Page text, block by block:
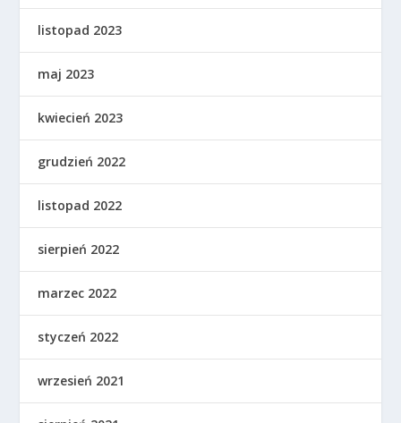
listopad 2023
maj 2023
kwiecień 2023
grudzień 2022
listopad 2022
sierpień 2022
marzec 2022
styczeń 2022
wrzesień 2021